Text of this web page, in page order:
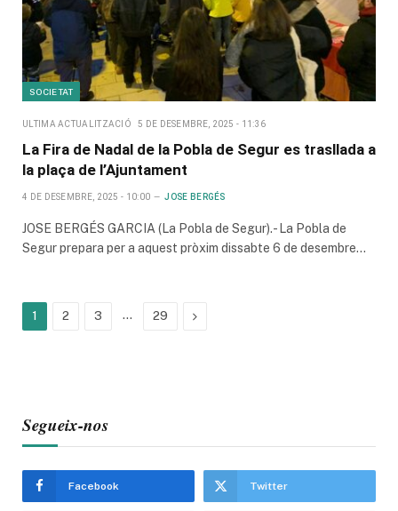
SOCIETAT
ULTIMA ACTUALITZACIÓ 5 DE DESEMBRE, 2025 - 11:36
La Fira de Nadal de la Pobla de Segur es trasllada a
la plaça de l’Ajuntament
4 DE DESEMBRE, 2025 - 10:00 JOSE BERGÉS
JOSE BERGÉS GARCIA (La Pobla de Segur).- La Pobla de
Segur prepara per a aquest pròxim dissabte 6 de desembre…
1 2 3 … 29 Next
Segueix-nos
Facebook Twitter